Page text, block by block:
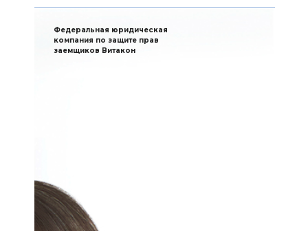
Федеральная юридическая
компания по защите прав
заемщиков Витакон